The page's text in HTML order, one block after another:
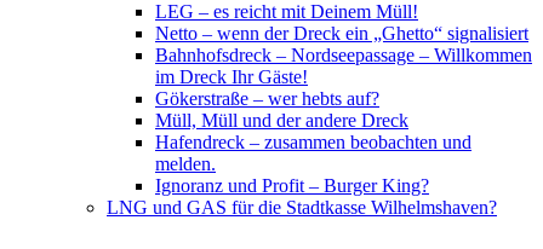
LEG – es reicht mit Deinem Müll!
Netto – wenn der Dreck ein „Ghetto“ signalisiert
Bahnhofsdreck – Nordseepassage – Willkommen
im Dreck Ihr Gäste!
Gökerstraße – wer hebts auf?
Müll, Müll und der andere Dreck
Hafendreck – zusammen beobachten und
melden.
Ignoranz und Profit – Burger King?
LNG und GAS für die Stadtkasse Wilhelmshaven?